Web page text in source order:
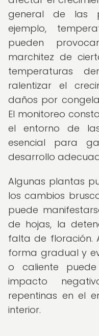
general de las
ejemplo,
pueden
marchitez de
temperaturas
ralentizar el
daños por
El monitoreo
el entorno de
esencial para
desarrollo
Algunas plantas
los cambios
puede
de hojas, la
falta de floración.
forma gradual y
o caliente
impacto
repentinas en el
interior.